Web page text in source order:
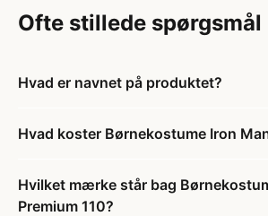
Ofte stillede spørgsmål
Hvad er navnet på produktet?
Hvad koster Børnekostume Iron
Hvilket mærke står bag
Premium 110?